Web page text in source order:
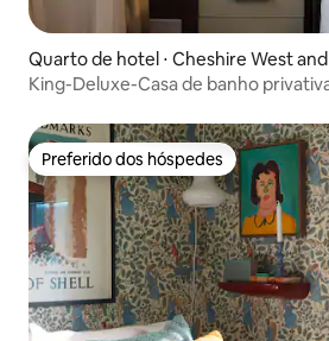
Quarto de hotel ⋅ Cheshire West
King-Deluxe-Casa de banho
Preferido dos hóspedes
Preferido dos hóspedes